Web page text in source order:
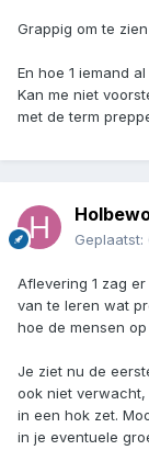
Grappig om te
En hoe 1 iemand
Kan me niet
met de term
Geplaatst:
Aflevering 1 zag
van te leren wat
hoe de mensen
Je ziet nu de
ook niet verwacht,
in een hok zet.
in je eventuele